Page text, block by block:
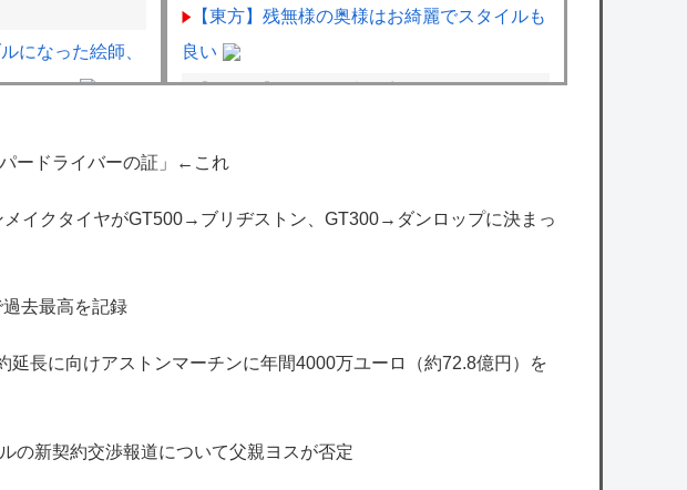
になった絵師、
ｗｗｗ
ミみたい印刷さ
レーマーだと大
地震支援を申し
最も恐れる日本
て生かしている
【東方】残無様の奥様はお綺麗でスタイルも
良い
【艦これ】今から提督に着任するなら皆吹雪
【艦これ】E4とE5はどっちの方が難しい？
【アイマス】もっとアイマスとホビー漫画や
バ過ぎる。お前ら元ネタ分かるか？
ードライバーの証」←これ
メイクタイヤがGT500→ブリヂストン、GT300→ダンロップに決まっ
去最高を記録
延長に向けアストンマーチンに年間4000万ユーロ（約72.8億円）を
の新契約交渉報道について父親ヨスが否定